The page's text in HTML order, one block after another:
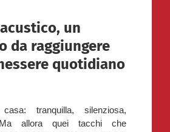
un
da raggiungere
quotidiano
tranquilla, silenziosa,
Ma allora quei tacchi che